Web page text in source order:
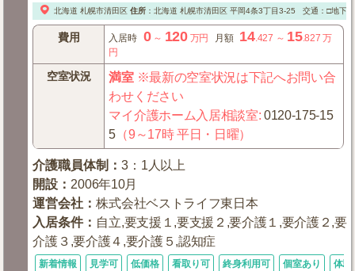
北海道 札幌市清田区 住所： 北海道 札幌市清田区平岡4条3丁目3-25 交通：□地下
費用 入居時 0～ 120 万円 月額 14.427 ～ 15.827 万
円
空室状況 満室※最新の空室状況は下記へお問い合
わせください
マイ介護ホーム入居相談室:0120-175-15
5 （9～17時 平日・日曜）
介護職員体制 ：3：1人以上
開設 ： 2006年10月
運営会社 ：株式会社ベストライフ東日本
入居条件： 自立,要支援１,要支援２,要介護１,要介護２,要
介護３,要介護４,要介護５,認知症
新着情報 見学可 低価格 看取り可 終身利用可 個室あり 体験